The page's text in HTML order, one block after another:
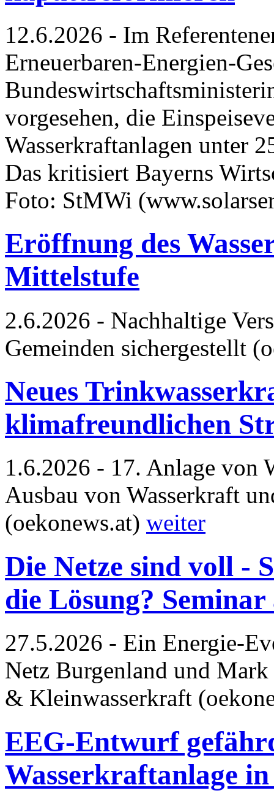
12.6.2026 - Im
Erneuerbaren-Energien-
vorgesehen, die
Wasserkraftanlagen unter
Das kritisiert Bayerns
Foto: StMWi
Eröffnung des
Mittelstufe
2.6.2026 - Nachhaltige
Gemeinden sichergestellt
Neues
klimafreundlichen
1.6.2026 - 17. Anlage von
Ausbau von Wasserkraft
(oekonews.at) weiter
Die Netze sind voll -
die Lösung? Seminar
27.5.2026 - Ein Energie-
Netz Burgenland und
& Kleinwasserkraft
EEG-Entwurf
Wasserkraftanlage